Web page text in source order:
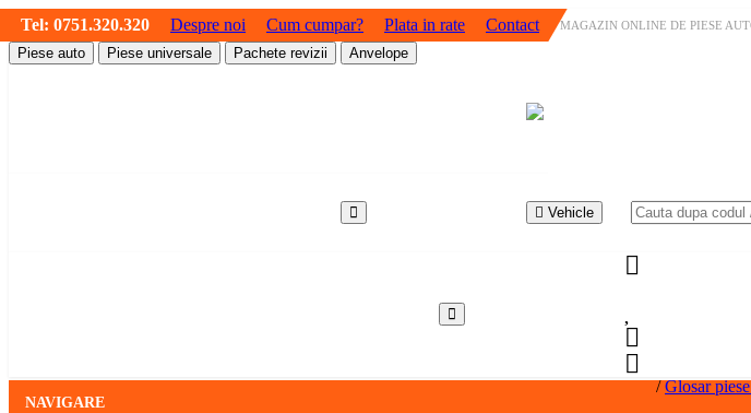
Tel:0751.320.320 Despre noi Cum cumpar? Plata in rate Contact MAGAZIN ONLINE DE PIESE
Piese auto Piese universale Pachete revizii Anvelope
Vehicle
/Glosar
NAVIGARE